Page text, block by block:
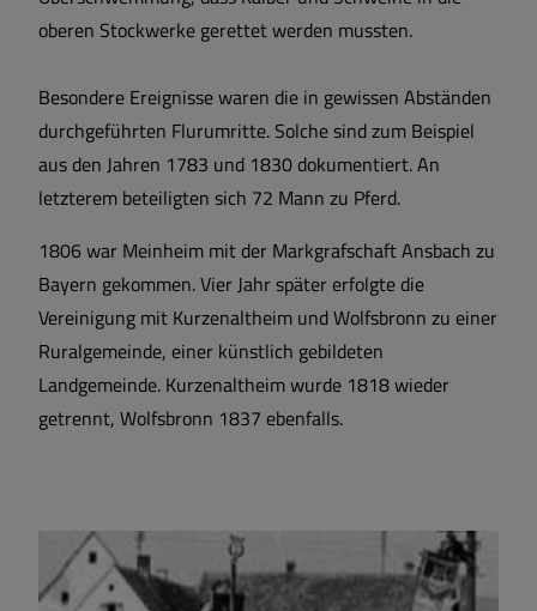
oberen Stockwerke gerettet werden mussten.
Besondere Ereignisse waren die in gewissen Abständen
durchgeführten Flurumritte. Solche sind zum Beispiel
aus den Jahren 1783 und 1830 dokumentiert. An
letzterem beteiligten sich 72 Mann zu Pferd.
1806 war Meinheim mit der Markgrafschaft Ansbach zu
Bayern gekommen. Vier Jahr später erfolgte die
Vereinigung mit Kurzenaltheim und Wolfsbronn zu einer
Ruralgemeinde, einer künstlich gebildeten
Landgemeinde. Kurzenaltheim wurde 1818 wieder
getrennt, Wolfsbronn 1837 ebenfalls.